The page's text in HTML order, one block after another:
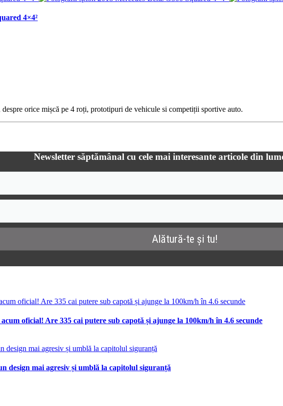
4×4²
orice mișcă pe 4 roți, prototipuri de vehicule si competiții sportive auto.
Newsletter săptămânal cu cele mai interesante articole din
oficial! Are 335 cai putere sub capotă și ajunge la 100km/h în 4.6 secunde
design mai agresiv și umblă la capitolul siguranță